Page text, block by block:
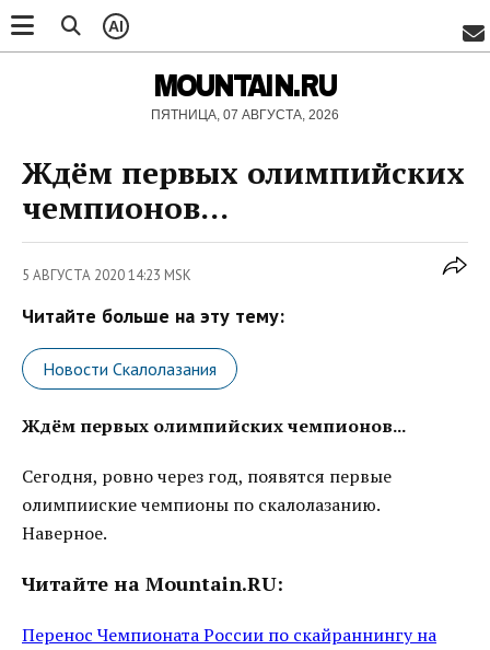
AI
MOUNTAIN.RU
ПЯТНИЦА, 07 АВГУСТА, 2026
Ждём первых олимпийских
чемпионов...
5 АВГУСТА 2020 14:23 MSK
Читайте больше на эту тему:
Новости Скалолазания
Ждём первых олимпийских чемпионов...
Сегодня, ровно через год, появятся первые
олимпииские чемпионы по скалолазанию.
Наверное.
Читайте на Mountain.RU:
Перенос Чемпионата России по скайраннингу на